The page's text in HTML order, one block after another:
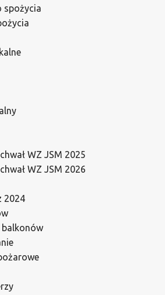
spożycia
WZ JSM 2025
WZ JSM 2026
2024
balkonów